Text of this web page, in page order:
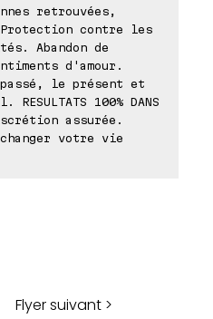
retrouvées,
contre les
Abandon de
d'amour.
le présent et
100% DANS
assurée.
changer votre vie
Flyer suivant >